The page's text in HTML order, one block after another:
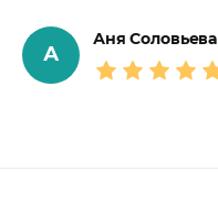
А
Аня Соловьева